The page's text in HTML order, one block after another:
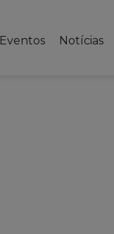
Eventos Notícias